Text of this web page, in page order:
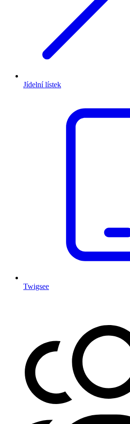
Jídelní lístek
Twigsee